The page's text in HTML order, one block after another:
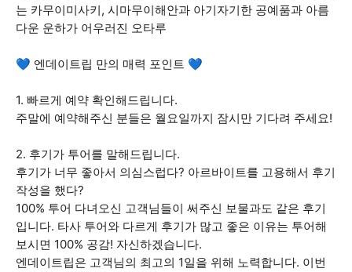
는 카무이미사키, 시마무이해안과 아기자기한 공예품과 아름
다운 운하가 어우러진 오타루
💙 엔데이트립 만의 매력 포인트 💙
1. 빠르게 예약 확인해드립니다.
주말에 예약해주신 분들은 월요일까지 잠시만 기다려 주세요!
2. 후기가 투어를 말해드립니다.
후기가 너무 좋아서 의심스럽다? 아르바이트를 고용해서 후기
작성을 했다?
100% 투어 다녀오신 고객님들이 써주신 보물과도 같은 후기
입니다. 타사 투어와 다르게 후기가 많고 좋은 이유는 투어해
보시면 100% 공감! 자신하겠습니다.
엔데이트립은 고객님의 최고의 1일을 위해 노력합니다. 이번